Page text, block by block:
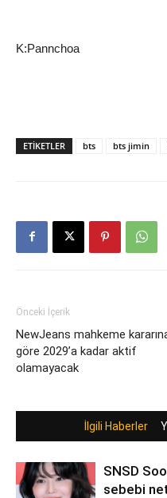
K:Pannchoa
ETIKETLER bts bts jimin
Önceki İçerik
NewJeans mahkeme
göre 2029’a kadar aktif
olamayacak
İlgili Haberler
SNSD
sebebi